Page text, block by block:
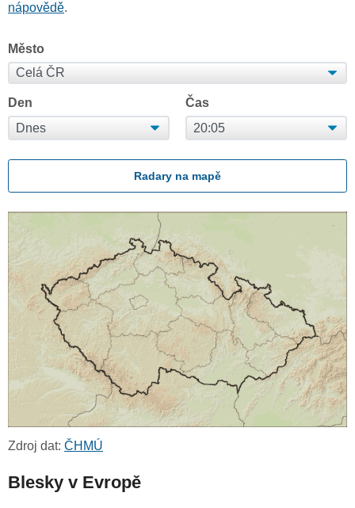
nápovědě.
Město
Den Čas
Radary na mapě
Zdroj dat: ČHMÚ
Blesky v Evropě